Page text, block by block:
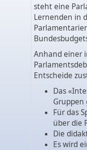
steht eine
Lernenden in
Anhand einer
Entscheide
Das
Gruppen
Für das
über die
Die
Es wird